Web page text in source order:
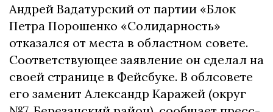
Андрей Вадатурский от партии «Блок
Петра Порошенко «Солидарность»
отказался от места в областном совете.
Соответствующее заявление он сделал на
своей странице в Фейсбуке. В облсовете
его заменит Александр Каражей (округ